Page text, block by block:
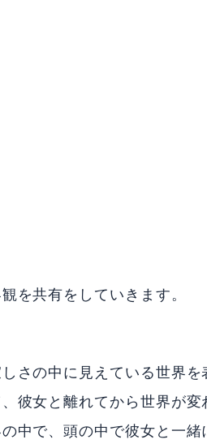
を共有をしていきます。
さの中に見えている世界を
彼女と離れてから世界が変
中で、頭の中で彼女と一